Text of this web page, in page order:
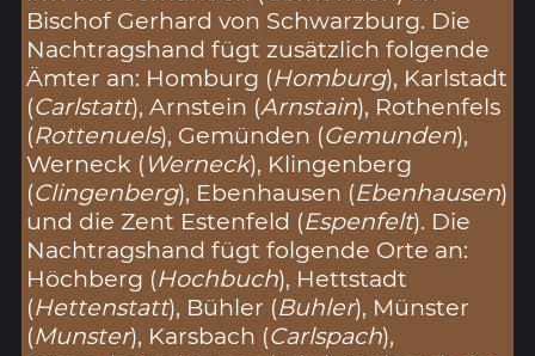
Bischof Gerhard von Schwarzburg. Die
Nachtragshand fügt zusätzlich folgende
Ämter an: Homburg (Homburg), Karlstadt
(Carlstatt), Arnstein (Arnstain), Rothenfels
(Rottenuels), Gemünden (Gemunden),
Werneck (Werneck), Klingenberg
(Clingenberg), Ebenhausen (Ebenhausen)
und die Zent Estenfeld (Espenfelt). Die
Nachtragshand fügt folgende Orte an:
Höchberg (Hochbuch), Hettstadt
(Hettenstatt), Bühler (Buhler), Münster
(Munster), Karsbach (Carlspach),